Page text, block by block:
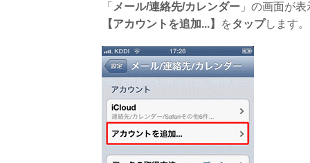
「 メール/連絡先/カレンダー 」の画面が
【アカウントを追加...】
を タップします。